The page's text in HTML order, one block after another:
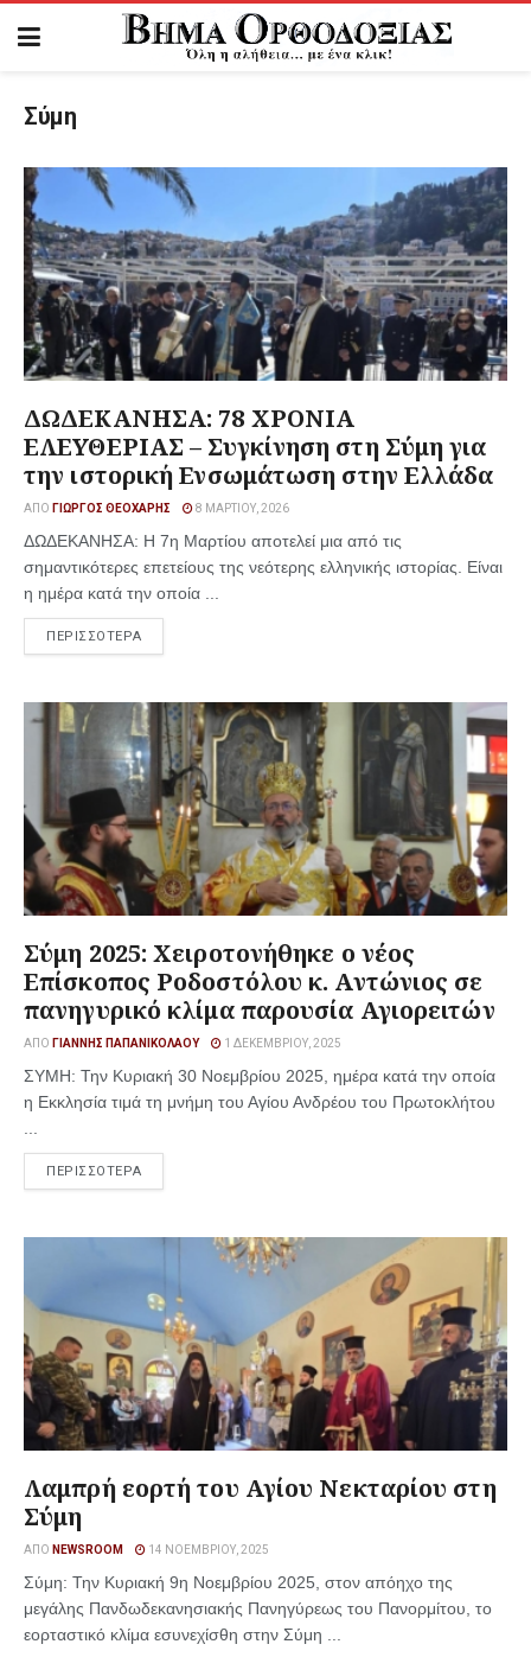
Σύμη
ΔΩΔΕΚΑΝΗΣΑ: 78 ΧΡΟΝΙΑ
ΕΛΕΥΘΕΡΙΑΣ – Συγκίνηση στη Σύμη για
την ιστορική Ενσωμάτωση στην Ελλάδα
ΑΠΌ ΓΙΏΡΓΟΣ ΘΕΟΧΆΡΗΣ 8 ΜΑΡΤΊΟΥ, 2026
ΔΩΔΕΚΑΝΗΣΑ: Η 7η Μαρτίου αποτελεί μια από τις
σημαντικότερες επετείους της νεότερης ελληνικής ιστορίας. Είναι
η ημέρα κατά την οποία ...
ΠΕΡΙΣΣΟΤΕΡΑ
Σύμη 2025: Χειροτονήθηκε ο νέος
Επίσκοπος Ροδοστόλου κ. Αντώνιος σε
πανηγυρικό κλίμα παρουσία Αγιορειτών
ΑΠΌ ΓΙΆΝΝΗΣ ΠΑΠΑΝΙΚΟΛΆΟΥ 1 ΔΕΚΕΜΒΡΊΟΥ, 2025
ΣΥΜΗ: Την Κυριακή 30 Νοεμβρίου 2025, ημέρα κατά την οποία
η Εκκλησία τιμά τη μνήμη του Αγίου Ανδρέου του Πρωτοκλήτου
ΠΕΡΙΣΣΟΤΕΡΑ
Λαμπρή εορτή του Αγίου Νεκταρίου στη
Σύμη
ΑΠΌ NEWSROOM 14 ΝΟΕΜΒΡΊΟΥ, 2025
Σύμη: Την Κυριακή 9η Νοεμβρίου 2025, στον απόηχο της
μεγάλης Πανδωδεκανησιακής Πανηγύρεως του Πανορμίτου, το
εορταστικό κλίμα εσυνεχίσθη στην Σύμη ...